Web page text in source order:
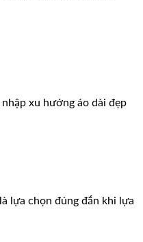
xu hướng áo dài đẹp
lựa chọn đúng đắn khi lựa